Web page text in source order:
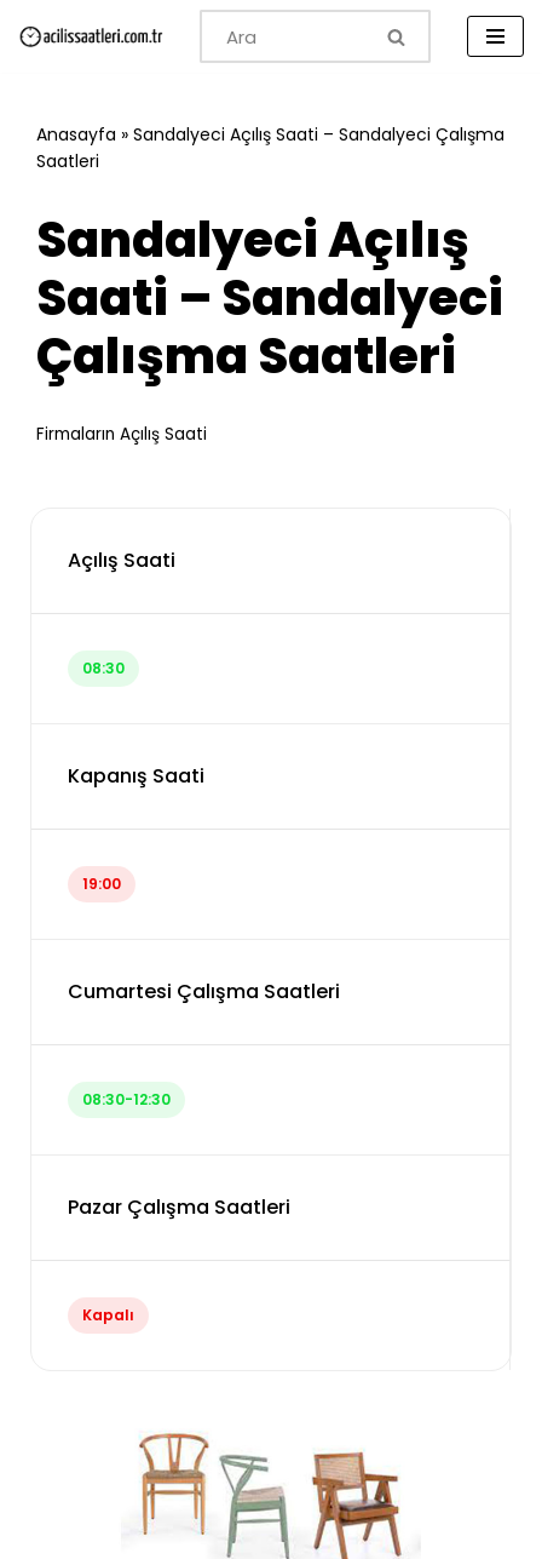
Anasayfa » Sandalyeci Açılış Saati – Sandalyeci Çalışma
Saatleri
Sandalyeci Açılış
Saati – Sandalyeci
Çalışma Saatleri
Firmaların Açılış Saati
Açılış Saati
08:30
Kapanış Saati
19:00
Cumartesi Çalışma Saatleri
08:30-12:30
Pazar Çalışma Saatleri
Kapalı